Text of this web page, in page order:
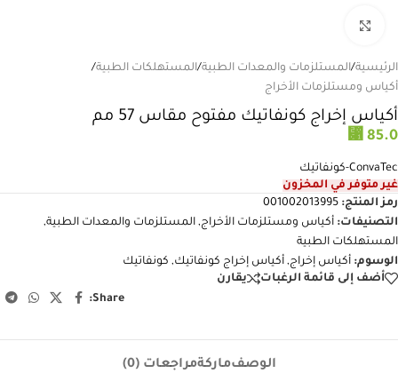
الرئيسية/المستلزمات والمعدات الطبية/المستهلكات الطبية/
أكياس ومستلزمات الأخراج
أكياس إخراج كونفاتيك مفتوح مقاس 57 مم
⃁ 85.0
ConvaTec-كونفاتيك
غير متوفر في المخزون
رمز المنتج: 001002013995
التصنيفات: أكياس ومستلزمات الأخراج, المستلزمات والمعدات الطبية,
المستهلكات الطبية
الوسوم: أكياس إخراج, أكياس إخراج كونفاتيك, كونفاتيك
أضف إلى قائمة الرغبات
يقارن
Share:
الوصفماركةمراجعات (0)